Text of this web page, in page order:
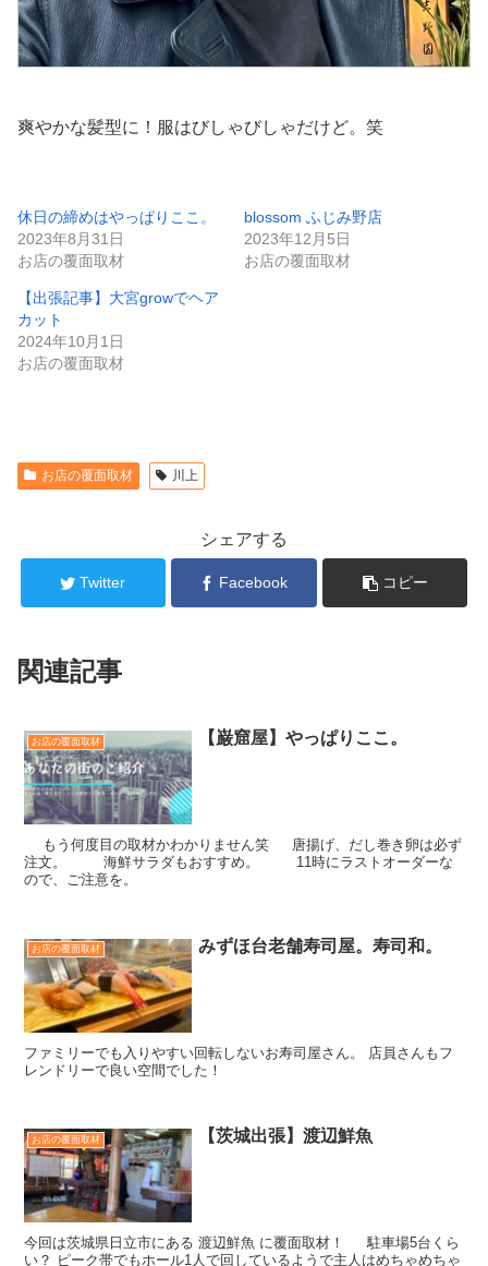
爽やかな髪型に！服はびしゃびしゃだけど。笑
休日の締めはやっぱりここ。
2023年8月31日
お店の覆面取材
blossom ふじみ野店
2023年12月5日
お店の覆面取材
【出張記事】大宮growでヘア
カット
2024年10月1日
お店の覆面取材
お店の覆面取材 川上
シェアする
Twitter Facebook コピー
関連記事
お店の覆面取材 【巌窟屋】やっぱりここ。
もう何度目の取材かわかりません笑 唐揚げ、だし巻き卵は必ず
注文。 海鮮サラダもおすすめ。 11時にラストオーダーな
ので、ご注意を。
お店の覆面取材 みずほ台老舗寿司屋。寿司和。
ファミリーでも入りやすい回転しないお寿司屋さん。 店員さんもフ
レンドリーで良い空間でした！
お店の覆面取材 【茨城出張】渡辺鮮魚
今回は茨城県日立市にある 渡辺鮮魚 に覆面取材！ 駐車場5台くら
い？ ピーク帯でもホール1人で回しているようで主人はめちゃめちゃ